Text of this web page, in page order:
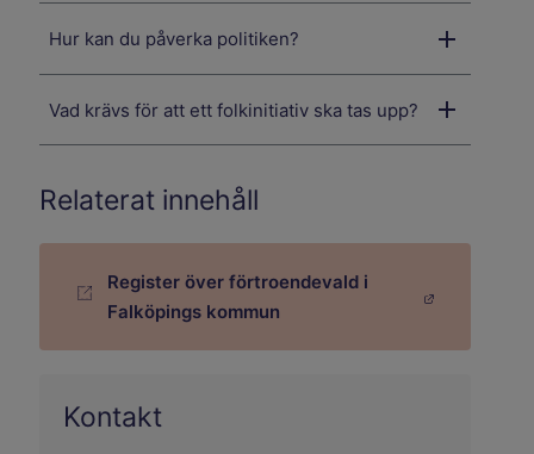
Hur kan du påverka politiken?
Vad krävs för att ett folkinitiativ ska tas upp?
Relaterat innehåll
Register över förtroendevald i
Falköpings kommun
Länk till annan webbplats.
Kontakt